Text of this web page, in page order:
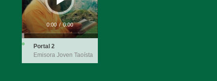
0:00 / 0:00
Portal 2
Emisora Joven Taoísta